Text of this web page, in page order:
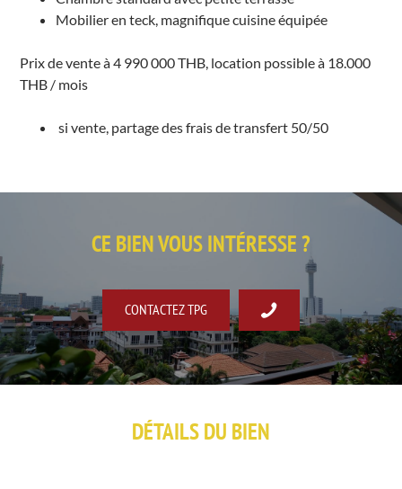
Mobilier en teck, magnifique cuisine équipée
Prix de vente à 4 990 000 THB, location possible à 18.000
THB / mois
si vente, partage des frais de transfert 50/50
CE BIEN VOUS INTÉRESSE ?
CONTACTEZ TPG
DÉTAILS DU BIEN